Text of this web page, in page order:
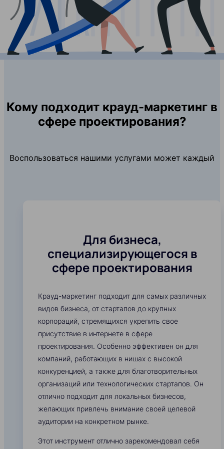
Кому подходит крауд-маркетинг в
сфере проектирования?
Воспользоваться нашими услугами может каждый
Для бизнеса,
специализирующегося в
сфере проектирования
Крауд-маркетинг подходит для самых различных
видов бизнеса, от стартапов до крупных
корпораций, стремящихся укрепить свое
присутствие в интернете в сфере
проектирования. Особенно эффективен он для
компаний, работающих в нишах с высокой
конкуренцией, а также для благотворительных
организаций или технологических стартапов. Он
отлично подходит для локальных бизнесов,
желающих привлечь внимание своей целевой
аудитории на конкретном рынке.
Этот инструмент отлично зарекомендовал себя